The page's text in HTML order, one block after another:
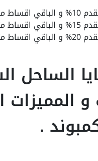
علي 6 سنوات
علي 7 سنوات
علي 8 سنوات
و
.